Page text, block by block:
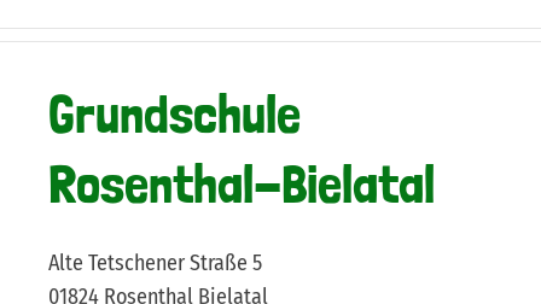
Grundschule
Rosenthal-Bielatal
Alte Tetschener Straße 5
01824 Rosenthal Bielatal